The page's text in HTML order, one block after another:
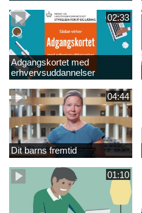
02:33
Adgangskortet med
erhvervsuddannelser
04:44
Dit barns fremtid
01:10